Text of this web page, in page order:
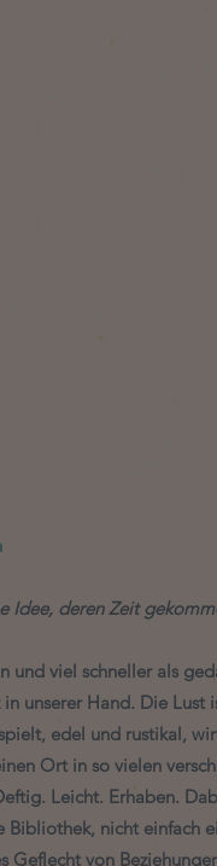
Idee, deren Zeit
und viel schneller als
unserer Hand. Die
edel und rustikal,
Ort in so vielen
Leicht. Erhaben.
nicht einfach
Geflecht von